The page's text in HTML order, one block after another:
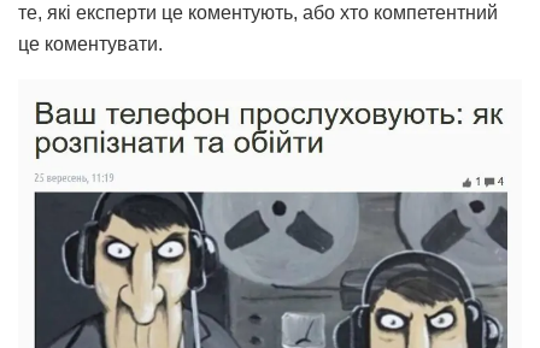
те, які експерти це коментують, або хто компетентний
це коментувати.